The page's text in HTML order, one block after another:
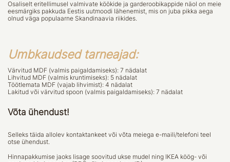
Osaliselt eritellimusel valmivate köökide ja garderoobikappide näol on meie
eesmärgiks pakkuda Eestis uutmoodi lähenemist, mis on juba pikka aega
olnud väga populaarne Skandinaavia riikides.
Umbkaudsed tarneajad:
Värvitud MDF (valmis paigaldamiseks): 7 nädalat
Lihvitud MDF (valmis kruntimiseks): 5 nädalat
Töötlemata MDF (vajab lihvimist): 4 nädalat
Lakitud või värvitud spoon (valmis paigaldamiseks): 7 nädalat
Võta ühendust!
Selleks täida allolev kontaktankeet või võta meiega e-maili/telefoni teel
otse ühendust.
Hinnapakkumise jaoks lisage soovitud ukse mudel ning IKEA köög- või